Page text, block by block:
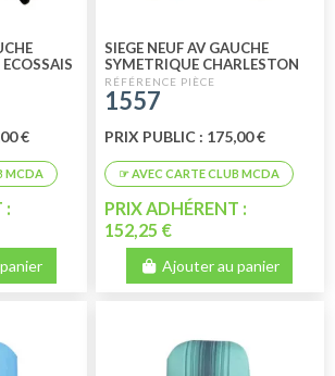
€
:
SIEGE NEUF AV GAUCHE
SYMETRIQUE CHARLESTON
1557
PRIX PUBLIC : 175,00 €
PRIX ADHÉRENT :
152,25 €
Ajouter au panier